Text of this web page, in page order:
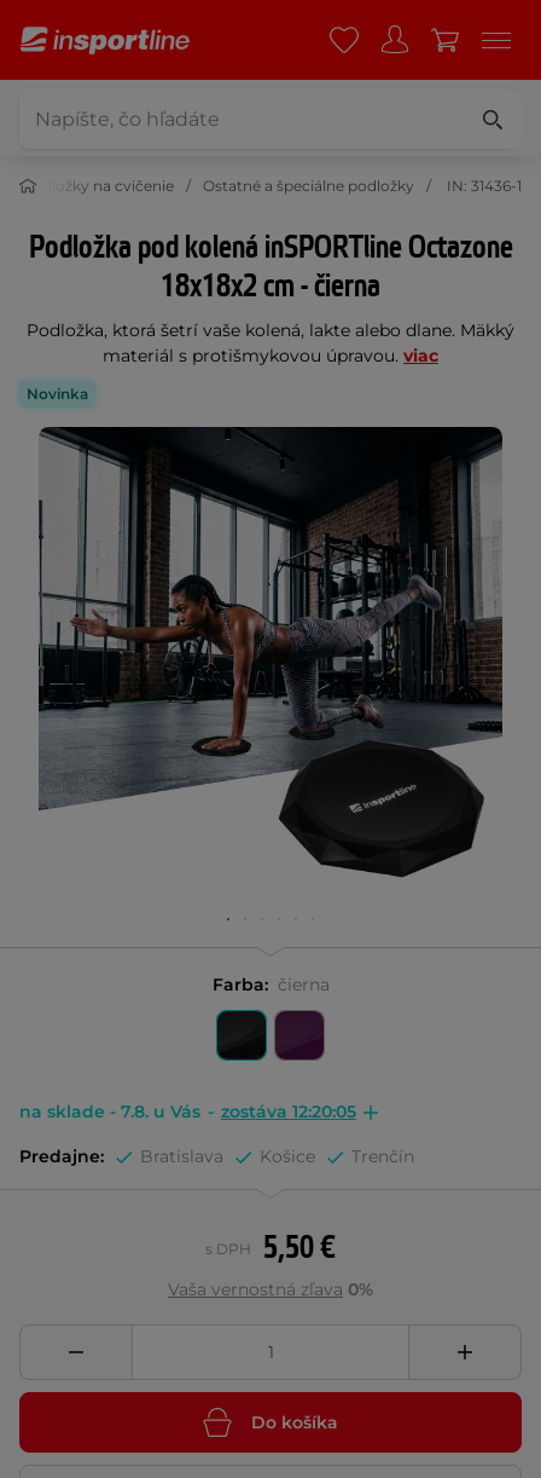
Podložky na cvičenie Ostatné a špeciálne podložky IN: 31436-1
Podložka pod kolená inSPORTline Octazone
18x18x2 cm - čierna
Podložka, ktorá šetrí vaše kolená, lakte alebo dlane. Mäkký
materiál s protišmykovou úpravou. viac
Novinka
Farba: čierna
na sklade - 7.8. u Vás - zostáva 12:20:05
Predajne: Bratislava Košice Trenčín
5,50 €
s DPH
Vaša vernostná zľava 0%
Do košíka